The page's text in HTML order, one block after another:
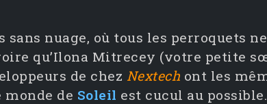
sans nuage, où tous les perroquets ne
qu’Ilona Mitrecey (votre petite
de chez Nextech ont les
de Soleil est cucul au